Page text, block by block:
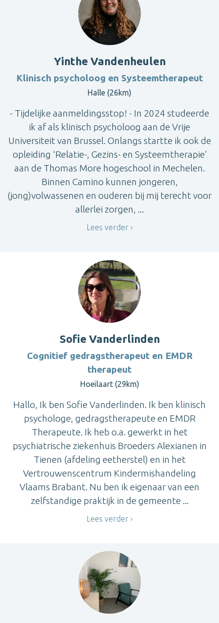
Yinthe Vandenheulen
Klinisch psycholoog en Systeemtherapeut
Halle (26km)
- Tijdelijke aanmeldingsstop! - In 2024 studeerde
ik af als klinisch psycholoog aan de Vrije
Universiteit van Brussel. Onlangs startte ik ook de
opleiding ‘Relatie-, Gezins- en Systeemtherapie’
aan de Thomas More hogeschool in Mechelen.
Binnen Camino kunnen jongeren,
(jong)volwassenen en ouderen bij mij terecht voor
allerlei zorgen, ...
Lees verder
Sofie Vanderlinden
Cognitief gedragstherapeut en EMDR
therapeut
Hoeilaart (29km)
Hallo, Ik ben Sofie Vanderlinden. Ik ben klinisch
psychologe, gedragstherapeute en EMDR
Therapeute. Ik heb o.a. gewerkt in het
psychiatrische ziekenhuis Broeders Alexianen in
Tienen (afdeling eetherstel) en in het
Vertrouwenscentrum Kindermishandeling
Vlaams Brabant. Nu ben ik eigenaar van een
zelfstandige praktijk in de gemeente ...
Lees verder